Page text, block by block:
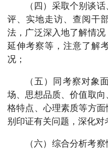
（四）采取个别谈
评、实地走访、查阅干
法，广泛深入地了解情况
延伸考察等，注意了解
况；
（五）同考察对象
场、思想品质、价值取
格特点、心理素质等方
别印证有关问题，深化对
（六）综合分析考